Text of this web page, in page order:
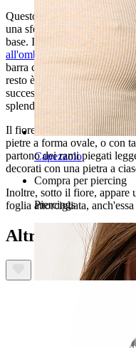
Capezzolo
Compra per piercing
Piercings
Questo gioiello ha un
una sfera sulla parte
base. Il gioiello ha le
all'ombelico: una barra di
barra curva e la sfera sono
resto è in ottone. Tutte le
successivamente placcate
splendido modello grigio
Il fiore alla base presenta
pietre a forma ovale, o con
partono dei rami piegati
decorati con una pietra a
Inoltre, sotto il fiore, appare
foglia attorcigliata,
Altri hanno